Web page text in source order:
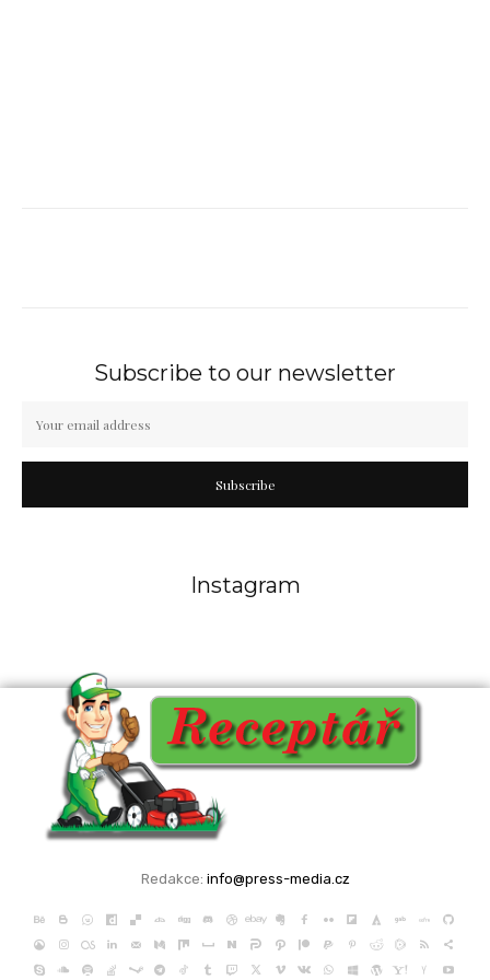
Subscribe to our newsletter
Subscribe
Instagram
Redakce: info@press-media.cz